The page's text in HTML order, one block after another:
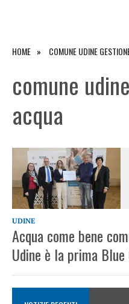
HOME COMUNE UDINE
comune
acqua
UDINE
Acqua come bene
Udine è la prima